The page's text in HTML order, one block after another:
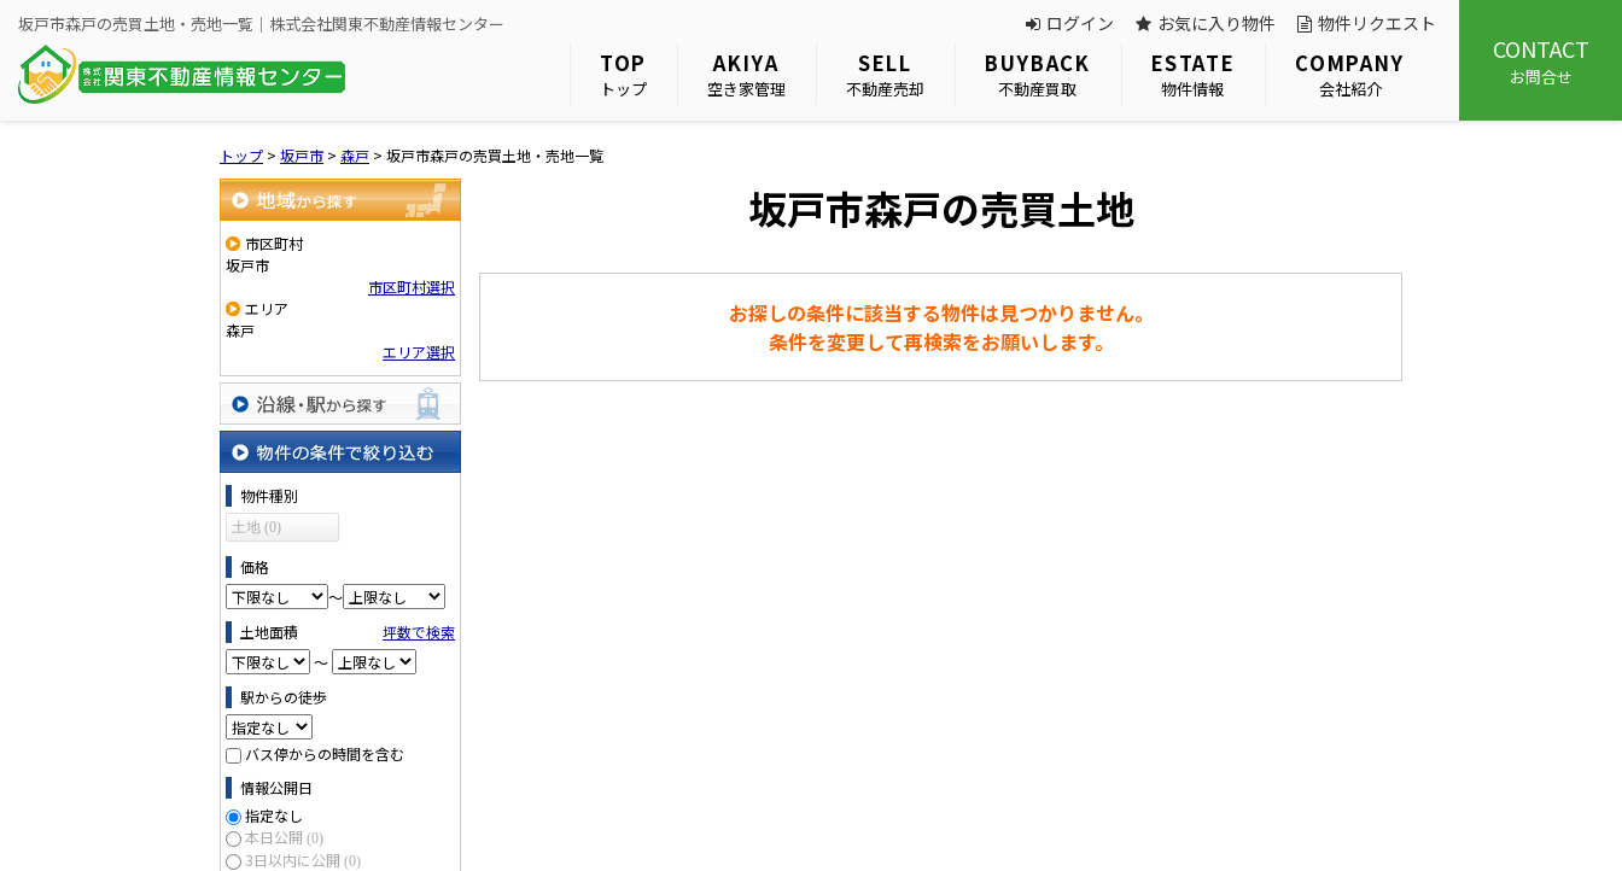
坂戸市森戸の売買土地・売地一覧｜株式会社関東不動産情報センター ログイン お気に入り物件 物件リクエスト
TOP
トップ
AKIYA
空き家管理
SELL
不動産売却
BUYBACK
不動産買取
ESTATE
物件情報
COMPANY
会社紹介
CONTACT
お問合せ
トップ > 坂戸市 > 森戸 > 坂戸市森戸の売買土地・売地一覧
地域から探す
市区町村
坂戸市
市区町村選択
エリア
森戸
エリア選択
沿線・駅から探す
物件の条件で絞り込む
物件種別
土地 (0)
価格
～
土地面積
坪数で検索
～
駅からの徒歩
バス停からの時間を含む
情報公開日
指定なし
本日公開 (0)
3日以内に公開 (0)
坂戸市森戸の売買土地
お探しの条件に該当する物件は見つかりません。
条件を変更して再検索をお願いします。